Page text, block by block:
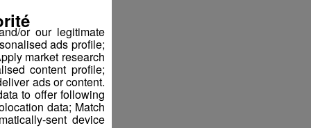
or our legitimate
ads profile;
market research
content profile;
ads or content.
to offer following
data; Match
sent device